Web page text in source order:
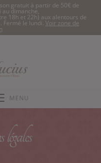
gratuit à partir de 50€ de
au dimanche,
18h et 22h) aux alentours de
Fermé le lundi. Voir zone de
MENU